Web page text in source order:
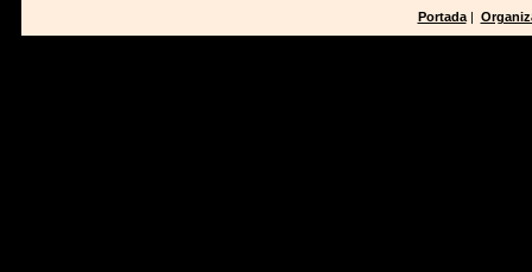
Portada|